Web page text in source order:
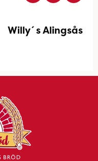
Willy´s Alingsås